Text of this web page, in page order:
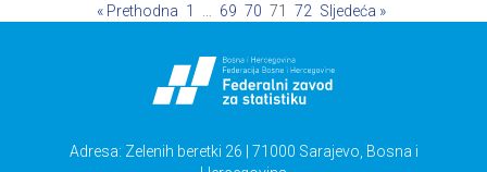
« Prethodna 1 69 70 71 72 Sljedeća »
Adresa: Zelenih beretki 26 | 71000 Sarajevo, Bosna i